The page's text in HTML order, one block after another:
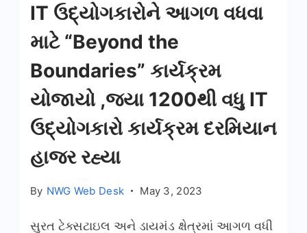
IT ઉદ્યોગકારોને આગળ વધવા
માટે “Beyond the
Boundaries” કાર્યક્રમ
યોજાયો ,જ્યા 1200થી વધુ IT
ઉદ્યોગકારો કાર્યક્રમ દરમિયાન
હાજર રહ્યા
By NWG Web Desk May 3, 2023
સુરત ટેક્સટાઇલ અને ડાયમંડ ક્ષેત્રમાં આગળ વધી